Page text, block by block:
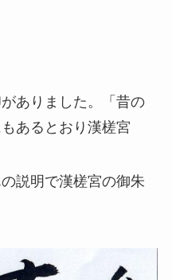
ありました。「昔の
あるとおり漢槎宮
説明で漢槎宮の御朱